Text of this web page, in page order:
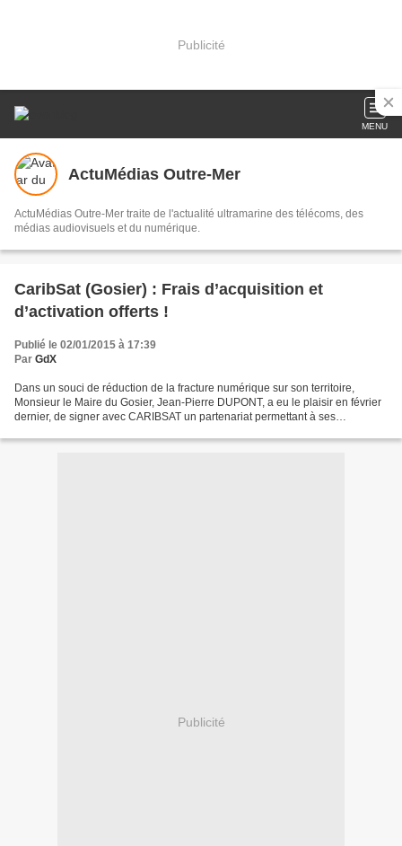
Publicité
MENU
ActuMédias Outre-Mer
ActuMédias Outre-Mer traite de l'actualité ultramarine des télécoms, des
médias audiovisuels et du numérique.
CaribSat (Gosier) : Frais d’acquisition et
d’activation offerts !
Publié le 02/01/2015 à 17:39
Par GdX
Dans un souci de réduction de la fracture numérique sur son territoire,
Monsieur le Maire du Gosier, Jean-Pierre DUPONT, a eu le plaisir en février
dernier, de signer avec CARIBSAT un partenariat permettant à ses
Publicité